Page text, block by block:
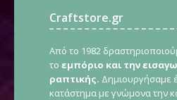
Craftstore.gr
Από το 1982
το εμπόριο και την
ραπτικής. Δημιουργήσαμε
κατάστημα με γνώμονα την